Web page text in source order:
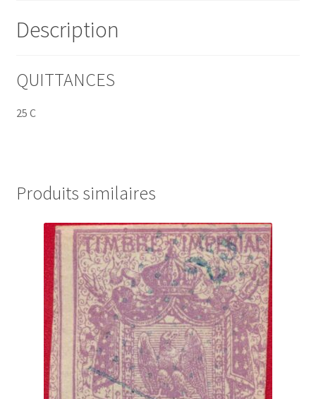
Description
QUITTANCES
25 C
Produits similaires